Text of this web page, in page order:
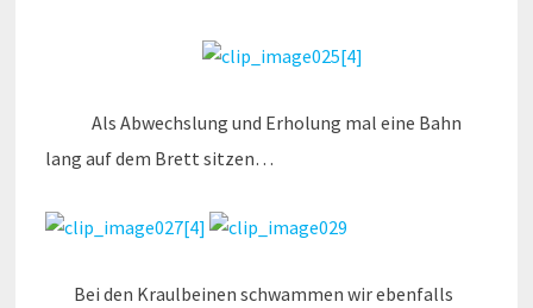
Als Abwechslung und Erholung mal eine Bahn
lang auf dem Brett sitzen…
Bei den Kraulbeinen schwammen wir ebenfalls